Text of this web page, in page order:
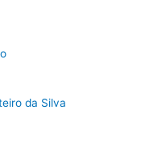
da Silva